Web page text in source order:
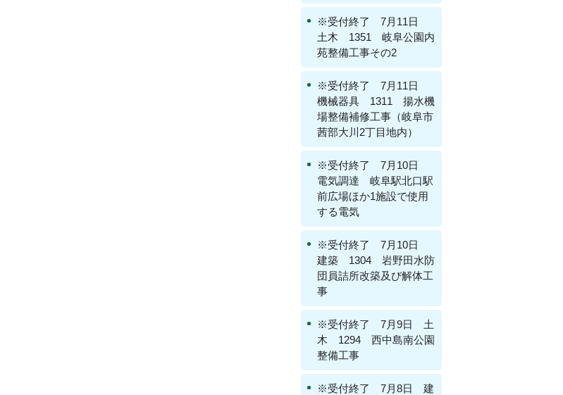
※受付終了 7月11日
土木 1351 岐阜公園内
苑整備工事その2
※受付終了 7月11日
機械器具 1311 揚水機
場整備補修工事（岐阜市
茜部大川2丁目地内）
※受付終了 7月10日
電気調達 岐阜駅北口駅
前広場ほか1施設で使用
する電気
※受付終了 7月10日
建築 1304 岩野田水防
団員詰所改築及び解体工
事
※受付終了 7月9日 土
木 1294 西中島南公園
整備工事
※受付終了 7月8日 建